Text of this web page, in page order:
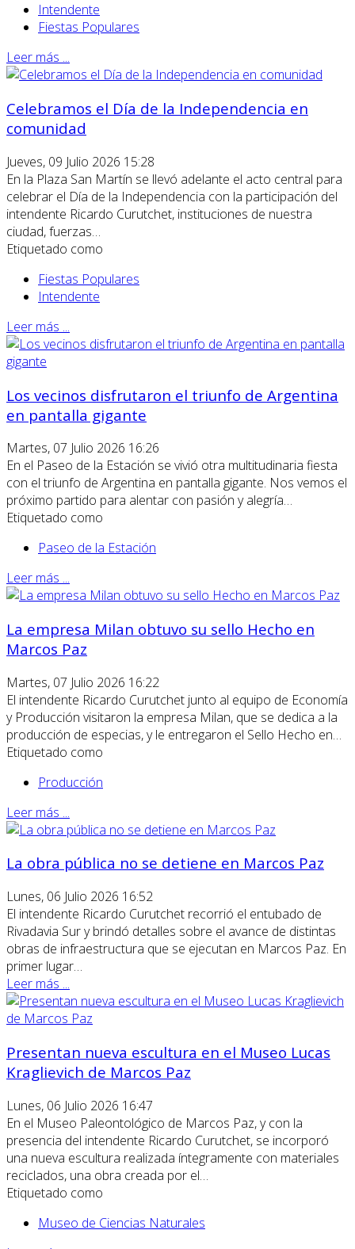
Intendente
Fiestas Populares
Leer más ...
Celebramos el Día de la Independencia en
comunidad
Jueves, 09 Julio 2026 15:28
En la Plaza San Martín se llevó adelante el acto central para
celebrar el Día de la Independencia con la participación del
intendente Ricardo Curutchet, instituciones de nuestra
ciudad, fuerzas…
Etiquetado como
Fiestas Populares
Intendente
Leer más ...
Los vecinos disfrutaron el triunfo de Argentina
en pantalla gigante
Martes, 07 Julio 2026 16:26
En el Paseo de la Estación se vivió otra multitudinaria fiesta
con el triunfo de Argentina en pantalla gigante. Nos vemos el
próximo partido para alentar con pasión y alegría…
Etiquetado como
Paseo de la Estación
Leer más ...
La empresa Milan obtuvo su sello Hecho en
Marcos Paz
Martes, 07 Julio 2026 16:22
El intendente Ricardo Curutchet junto al equipo de Economía
y Producción visitaron la empresa Milan, que se dedica a la
producción de especias, y le entregaron el Sello Hecho en…
Etiquetado como
Producción
Leer más ...
La obra pública no se detiene en Marcos Paz
Lunes, 06 Julio 2026 16:52
El intendente Ricardo Curutchet recorrió el entubado de
Rivadavia Sur y brindó detalles sobre el avance de distintas
obras de infraestructura que se ejecutan en Marcos Paz. En
primer lugar…
Leer más ...
Presentan nueva escultura en el Museo Lucas
Kraglievich de Marcos Paz
Lunes, 06 Julio 2026 16:47
En el Museo Paleontológico de Marcos Paz, y con la
presencia del intendente Ricardo Curutchet, se incorporó
una nueva escultura realizada íntegramente con materiales
reciclados, una obra creada por el…
Etiquetado como
Museo de Ciencias Naturales